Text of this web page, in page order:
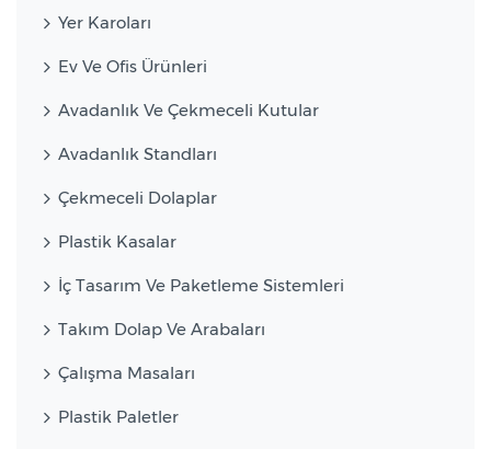
Yer Karoları
Ev Ve Ofis Ürünleri
Avadanlık Ve Çekmeceli Kutular
Avadanlık Standları
Çekmeceli Dolaplar
Plastik Kasalar
İç Tasarım Ve Paketleme Sistemleri
Takım Dolap Ve Arabaları
Çalışma Masaları
Plastik Paletler